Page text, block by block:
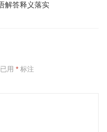
解答释义落实
用 *标注